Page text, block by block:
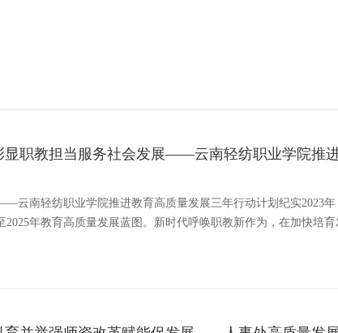
显职教担当服务社会发展——云南轻纺职业学院推
云南轻纺职业学院推进教育高质量发展三年行动计划纪实2023
2025年教育高质量发展蓝图。新时代呼唤职教新作为，在加快培